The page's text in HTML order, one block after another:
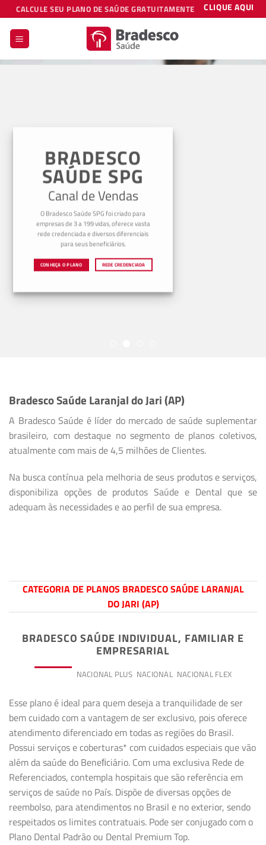
Skip
to
content
CALCULE SEU PLANO DE SAÚDE GRATUITAMENTE CLIQUE AQUI
BRADESCO
SAÚDE SPG
Canal de Vendas
O Bradesco Saúde SPG foi criado para
empresas de 3 a 199 vidas, oferece vasta
rede credenciada e diversos diferenciais
para seus beneficiários.
CONHEÇA O PLANO REDE CREDENCIADA
Bradesco Saúde Laranjal do Jari (AP)
A Bradesco Saúde é líder do mercado de saúde suplementar
brasileiro, com destaque no segmento de planos coletivos,
atualmente com mais de 4,5 milhões de Clientes.
Na busca contínua pela melhoria de seus produtos e serviços,
disponibiliza opções de produtos Saúde e Dental que se
adequam às necessidades e ao perfil de sua empresa.
CATEGORIA DE PLANOS BRADESCO SAÚDE LARANJAL
DO JARI (AP)
BRADESCO SAÚDE INDIVIDUAL, FAMILIAR E
EMPRESARIAL
NACIONAL PLUS NACIONAL NACIONAL FLEX
Esse plano é ideal para quem deseja a tranquilidade de ser
bem cuidado com a vantagem de ser exclusivo, pois oferece
atendimento diferenciado em todas as regiões do Brasil.
Possui serviços e coberturas* com cuidados especiais que vão
além da saúde do Beneﬁciário. Com uma exclusiva Rede de
Referenciados, contempla hospitais que são referência em
serviços de saúde no País. Dispõe de diversas opções de
reembolso, para atendimentos no Brasil e no exterior, sendo
respeitados os limites contratuais. Pode ser conjugado com o
Plano Dental Padrão ou Dental Premium Top.